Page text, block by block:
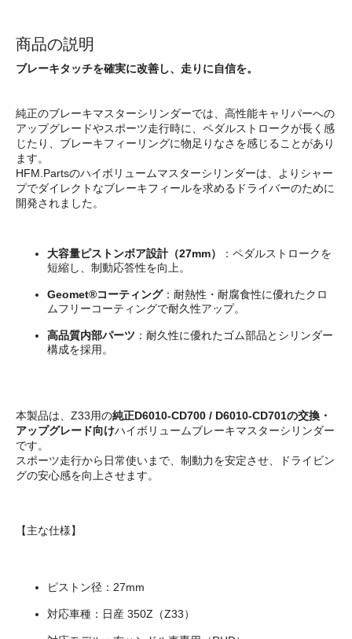
商品の説明
ブレーキタッチを確実に改善し、走りに自信を。
純正のブレーキマスターシリンダーでは、高性能キャリパーへの
アップグレードやスポーツ走行時に、ペダルストロークが長く感
じたり、ブレーキフィーリングに物足りなさを感じることがあり
ます。
HFM.Partsのハイボリュームマスターシリンダーは、よりシャー
プでダイレクトなブレーキフィールを求めるドライバーのために
開発されました。
大容量ピストンボア設計（27mm）
：ペダルストロークを
短縮し、制動応答性を向上。
Geomet®コーティング：耐熱性・耐腐食性に優れたクロ
ムフリーコーティングで耐久性アップ。
高品質内部パーツ ：耐久性に優れたゴム部品とシリンダー
構成を採用。
本製品は、Z33用の純正D6010-CD700 / D6010-CD701の交換・
アップグレード向けハイボリュームブレーキマスターシリンダー
です。
スポーツ走行から日常使いまで、制動力を安定させ、ドライビン
グの安心感を向上させます。
【主な仕様】
ピストン径：27mm
対応車種：日産 350Z（Z33）